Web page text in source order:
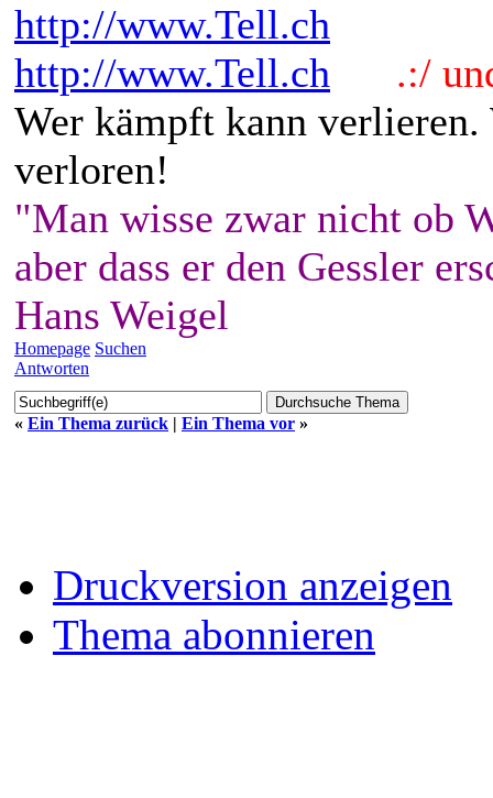
http://www.Tell.ch
http://www.Tell.ch
.:/
Wer kämpft kann
verloren!
"Man wisse zwar nicht ob
aber dass er den Gessler
Hans Weigel
Homepage Suchen
Antworten
« Ein Thema zurück | Ein Thema vor »
Druckversion anzeigen
Thema abonnieren